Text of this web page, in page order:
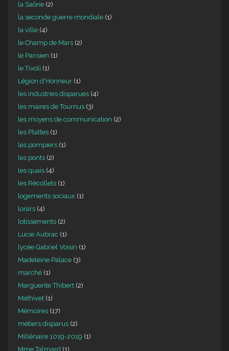
la Saône (2)
la seconde guerre mondiale (1)
la ville (4)
le Champ de Mars (2)
le Parisien (1)
le Tivoli (1)
Légion d'Honneur (1)
les industries disparues (4)
les maires de Tournus (3)
les moyens de communication (2)
les Plattes (1)
les pompiers (1)
les ponts (2)
les quais (4)
les Récollets (1)
logements sociaux (1)
loisirs (4)
lotissements (2)
Lucie Aubrac (1)
lycée Gabriel Voisin (1)
Madeleine Palace (3)
marché (1)
Marguerite Thibert (2)
Mathivet (1)
Mémoires (17)
métiers disparus (2)
Millénaire 1019-2019 (1)
Mme Talmard (1)